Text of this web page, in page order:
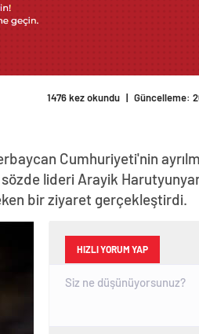
Cumhuriyeti'nin
sözde lideri Arayik
bir ziyaret gerçekleştirdi.
HIZLI YORUM YAP